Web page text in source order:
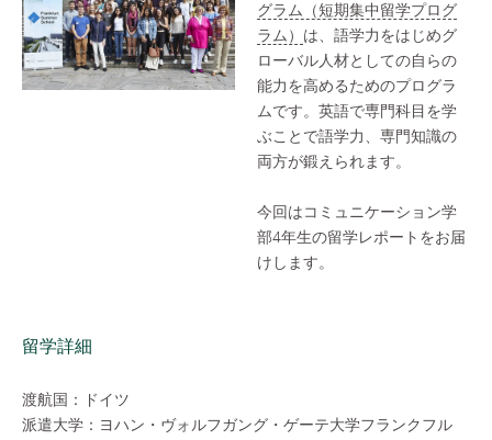
グラム（短期集中留学プログ
ラム） は、語学力をはじめグ
ローバル人材としての自らの
能力を高めるためのプログラ
ムです。英語で専門科目を学
ぶことで語学力、専門知識の
両方が鍛えられます。
今回はコミュニケーション学
部4年生の留学レポートをお届
けします。
留学詳細
渡航国：ドイツ
派遣大学：ヨハン・ヴォルフガング・ゲーテ大学フランクフル